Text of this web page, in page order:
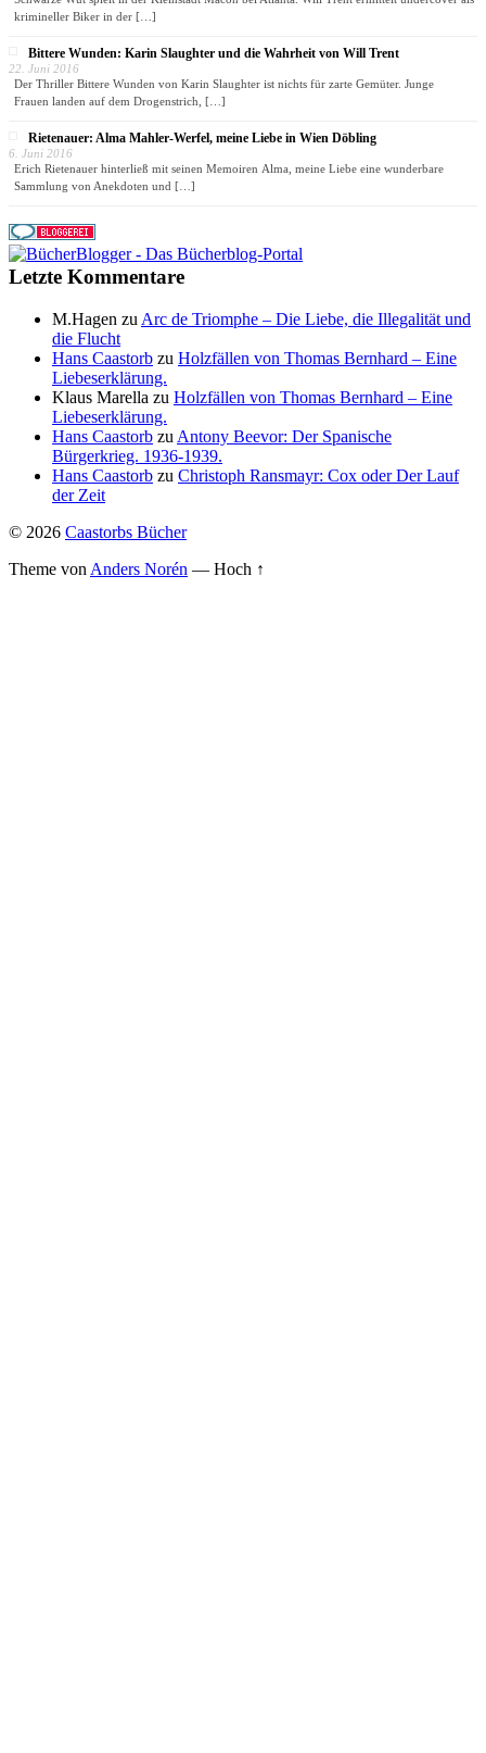
krimineller Biker in der […]
Bittere Wunden: Karin Slaughter und die Wahrheit von Will Trent
22. Juni 2016
Der Thriller Bittere Wunden von Karin Slaughter ist nichts für zarte Gemüter. Junge
Frauen landen auf dem Drogenstrich, […]
Rietenauer: Alma Mahler-Werfel, meine Liebe in Wien Döbling
6. Juni 2016
Erich Rietenauer hinterließ mit seinen Memoiren Alma, meine Liebe eine wunderbare
Sammlung von Anekdoten und […]
Letzte Kommentare
M.Hagen zu Arc de Triomphe – Die Liebe, die Illegalität und
die Flucht
Hans Caastorb zu Holzfällen von Thomas Bernhard – Eine
Liebeserklärung.
Klaus Marella zu Holzfällen von Thomas Bernhard – Eine
Liebeserklärung.
Hans Caastorb zu Antony Beevor: Der Spanische
Bürgerkrieg. 1936-1939.
Hans Caastorb zu Christoph Ransmayr: Cox oder Der Lauf
der Zeit
© 2026 Caastorbs Bücher
Theme von Anders Norén — Hoch ↑